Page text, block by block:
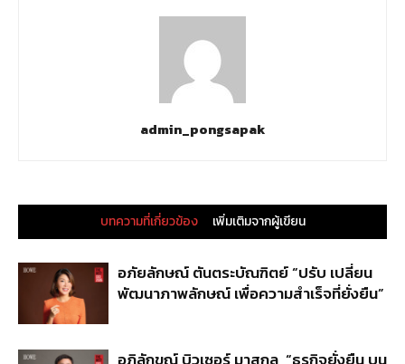
admin_pongsapak
บทความที่เกี่ยวข้อง เพิ่มเติมจากผู้เขียน
อภัยลักษณ์ ตันตระบัณฑิตย์ “ปรับ เปลี่ยน
พัฒนาภาพลักษณ์ เพื่อความสำเร็จที่ยั่งยืน”
อภิลักขณ์ บิวเซอร์ มาสกุล “ธุรกิจยั่งยืน บน